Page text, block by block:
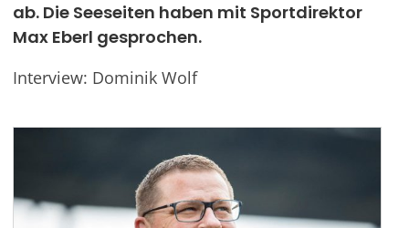
Werben
ab. Die Seeseiten haben mit Sportdirektor
Max Eberl gesprochen.
Interview: Dominik Wolf